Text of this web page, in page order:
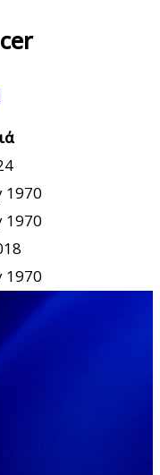
1970
1970
1970